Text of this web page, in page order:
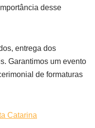
desse
entrega dos
Garantimos um evento
de formaturas
Catarina